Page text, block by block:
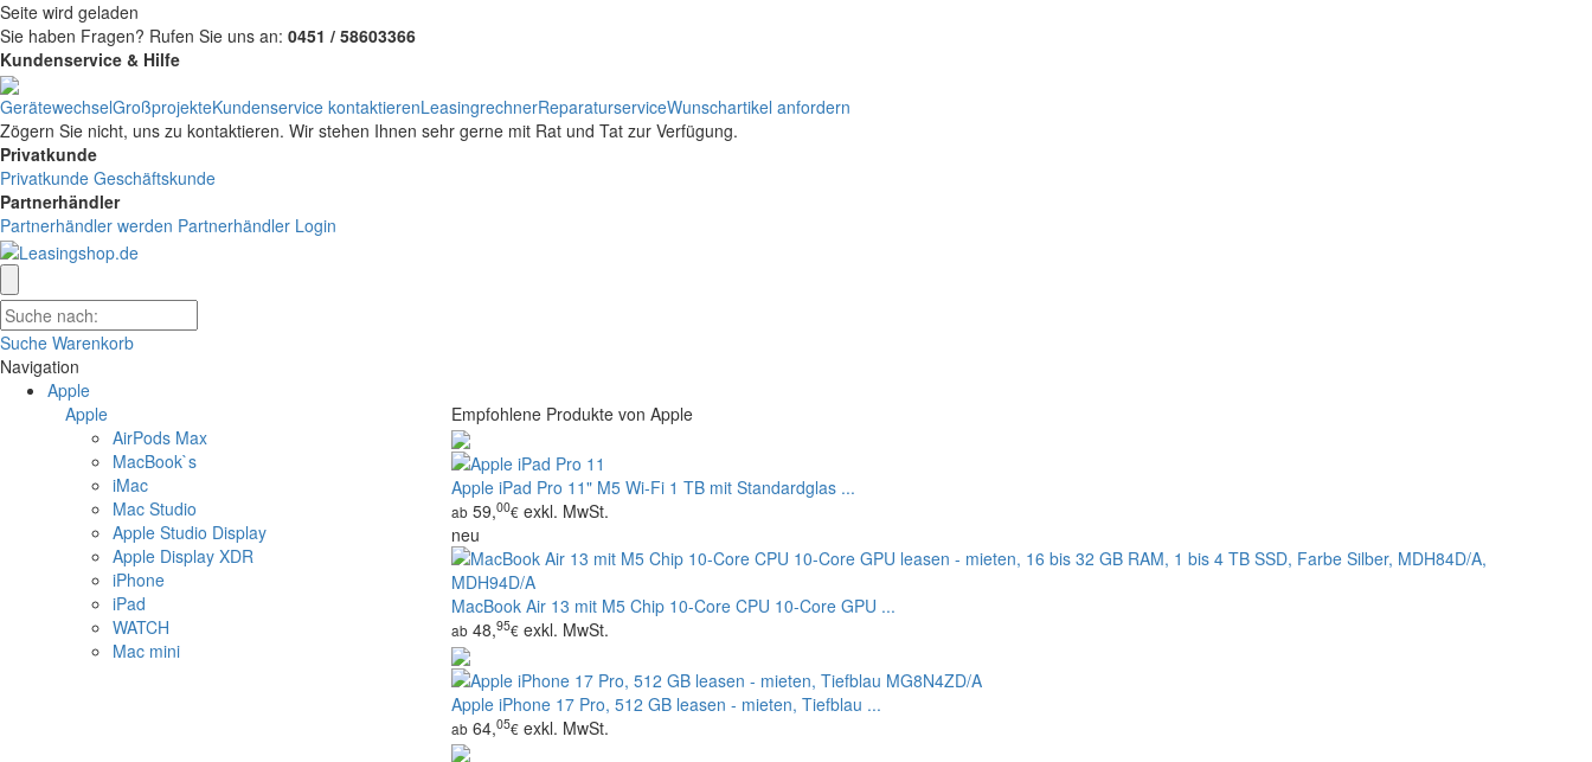
Seite wird geladen
Sie haben Fragen? Rufen Sie uns an: 0451 / 58603366
Kundenservice & Hilfe
GerätewechselGroßprojekteKundenservice kontaktierenLeasingrechnerReparaturserviceWunschartikel anfordern
Zögern Sie nicht, uns zu kontaktieren. Wir stehen Ihnen sehr gerne mit Rat und Tat zur Verfügung.
Privatkunde
Privatkunde Geschäftskunde
Partnerhändler
Partnerhändler werden Partnerhändler Login
Suche Warenkorb
Navigation
Apple
Apple
AirPods Max
MacBook`s
iMac
Mac Studio
Apple Studio Display
Apple Display XDR
iPhone
iPad
WATCH
Mac mini
Empfohlene Produkte von Apple
Apple iPad Pro 11" M5 Wi‑Fi 1 TB mit Standardglas ...
ab 59,00€ exkl. MwSt.
neu
MacBook Air 13 mit M5 Chip 10-Core CPU 10-Core GPU ...
ab 48,95€ exkl. MwSt.
Apple iPhone 17 Pro, 512 GB leasen - mieten, Tiefblau ...
ab 64,05€ exkl. MwSt.